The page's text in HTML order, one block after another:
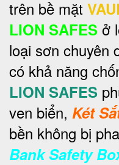
trên bề mặt
LION SAFES ở
loại sơn chuyên
có khả năng
LION SAFES
ven biển, Két
bền không bị
Bank Safety